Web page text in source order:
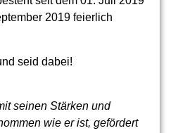
2019 feierlich
seid dabei!
seinen Stärken und
wie er ist, gefördert